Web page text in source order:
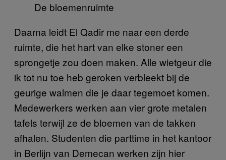
De bloemenruimte
Daarna leidt El Qadir me naar een derde
ruimte, die het hart van elke stoner een
sprongetje zou doen maken. Alle wietgeur die
ik tot nu toe heb geroken verbleekt bij de
geurige walmen die je daar tegemoet komen.
Medewerkers werken aan vier grote metalen
tafels terwijl ze de bloemen van de takken
afhalen. Studenten die parttime in het kantoor
in Berlijn van Demecan werken zijn hier